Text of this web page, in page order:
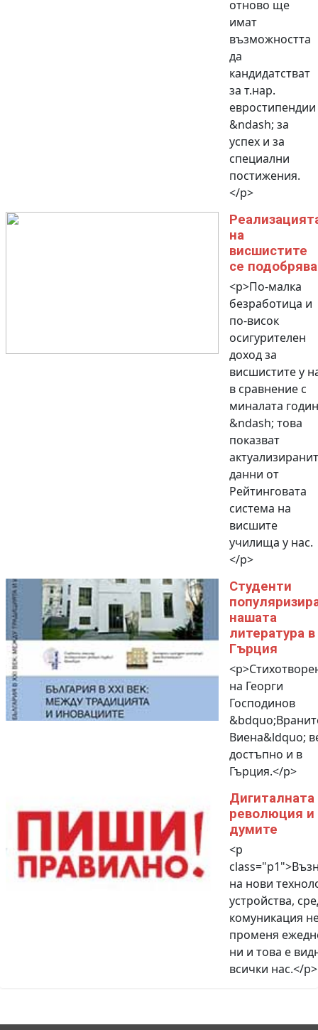
отново ще
имат
възможността
да
кандидатстват
за т.нар.
евростипендии
&ndash; за
успех и за
специални
постижения.
</p>
на
висшистите
се подобрява
<p>По-малка
безработица и
по-висок
осигурителен
доход за
висшистите у
в сравнение с
миналата
&ndash; това
показват
данни от
Рейтинговата
система на
висшите
училища у нас.
</p>
Студенти
нашата
литература в
Гърция
на Георги
Господинов
Виена&ldquo;
достъпно и в
Гърция.</p>
Дигиталната
революция и
думите
<p
на нови
устройства,
комуникация
променя
ни и това е
всички нас.</p>